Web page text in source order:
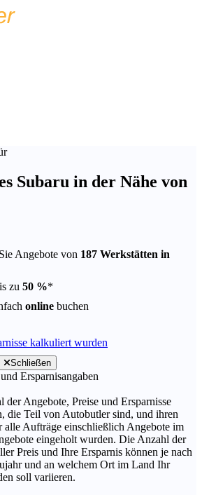
Subaru in der Nähe von
Angebote von 187 Werkstätten in
zu 50 %*
online buchen
kalkuliert wurden
Schließen
Ersparnisangaben
der Angebote, Preise und Ersparnisse
die Teil von Autobutler sind, und ihren
alle Aufträge einschließlich Angebote im
eingeholt wurden. Die Anzahl der
Preis und Ihre Ersparnis können je nach
und an welchem Ort im Land Ihr
soll variieren.